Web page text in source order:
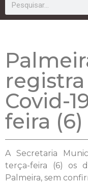
Covid-
feira (6)
A Secretaria
terça-feira (6) os
Palmeira, sem